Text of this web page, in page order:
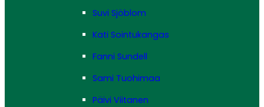
Suvi Sjöblom
Kati Sointukangas
Fanni Sundell
Sami Tuohimaa
Päivi Viitanen